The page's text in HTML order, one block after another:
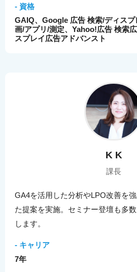
- 資格
GAIQ、Google 広告 検索/ディス
画/アプリ/測定、Yahoo!広告 検索
スプレイ広告アドバンスト
K K
課長
GA4を活用した分析やLPO改善を
た提案を実施。セミナー登壇も多
します。
- キャリア
7年